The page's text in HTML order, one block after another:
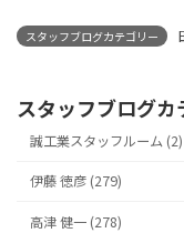
スタッフブログカテゴリー
スタッフブログカ
誠工業スタッフルーム (2)
伊藤 徳彦 (279)
高津 健一 (278)